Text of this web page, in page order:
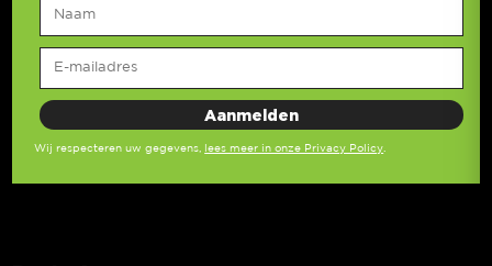
Wij respecteren uw gegevens, lees meer in onze Privacy Policy